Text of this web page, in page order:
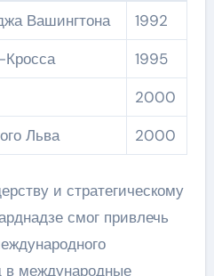
Вашингтона
1992
1995
2000
Льва
2000
и стратегическому
смог привлечь
в международные